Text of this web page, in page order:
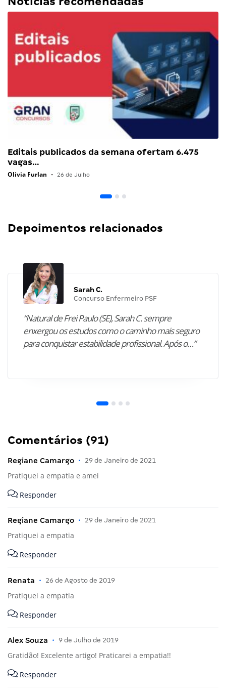
Editais publicados da semana ofertam 6.475
vagas…
Olivia Furlan • 26 de Julho
Depoimentos relacionados
Sarah C.
Concurso Enfermeiro PSF
“Natural de Frei Paulo (SE), Sarah C. sempre
enxergou os estudos como o caminho mais seguro
para conquistar estabilidade profissional. Após o…”
Comentários (91)
Regiane Camargo • 29 de Janeiro de 2021
Pratiquei a empatia e amei
Responder
Regiane Camargo • 29 de Janeiro de 2021
Pratiquei a empatia
Responder
Renata • 26 de Agosto de 2019
Pratiquei a empatia
Responder
Alex Souza • 9 de Julho de 2019
Gratidão! Excelente artigo! Praticarei a empatia!!
Responder